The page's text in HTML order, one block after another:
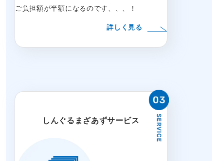
ご負担額が半額になるのです、、、！
詳しく見る
しんぐるまざあずサービス